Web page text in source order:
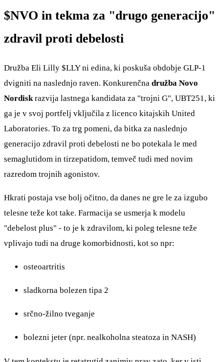
$NVO in tekma za "drugo generacijo"
zdravil proti debelosti
Družba Eli Lilly $LLYni edina, ki poskuša obdobje GLP-1
dvigniti na naslednjo raven. Konkurenčna družba Novo
Nordiskrazvija lastnega kandidata za "trojni G", UBT251, ki
ga je v svoj portfelj vključila z licenco kitajskih United
Laboratories. To za trg pomeni, da bitka za naslednjo
generacijo zdravil proti debelosti ne bo potekala le med
semaglutidom in tirzepatidom, temveč tudi med novim
razredom trojnih agonistov.
Hkrati postaja vse bolj očitno, da danes ne gre le za izgubo
telesne teže kot take. Farmacija se usmerja k modelu
"debelost plus" - to je k zdravilom, ki poleg telesne teže
vplivajo tudi na druge komorbidnosti, kot so npr:
osteoartritis
sladkorna bolezen tipa 2
srčno-žilno tveganje
bolezni jeter (npr. nealkoholna steatoza in NASH)